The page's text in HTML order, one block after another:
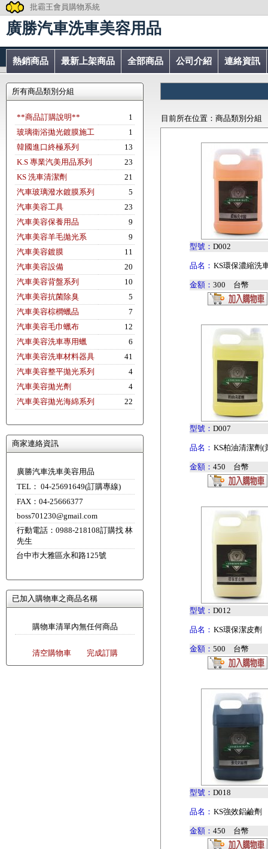
批霸王會員購物系統
廣勝汽車洗車美容用品
熱銷商品 最新上架商品 全部商品 公司介紹 連絡資訊
所有商品類別分組
**商品訂購說明**
1
玻璃衛浴拋光鍍膜施工
1
韓國進口終極系列
13
K.S 專業汽美用品系列
23
KS 洗車清潔劑
21
汽車玻璃潑水鍍膜系列
5
汽車美容工具
23
汽車美容保養用品
9
汽車美容羊毛拋光系
9
汽車美容鍍膜
11
汽車美容設備
20
汽車美容背盤系列
10
汽車美容抗菌除臭
5
汽車美容棕櫚蠟品
7
汽車美容毛巾蠟布
12
汽車美容洗車專用蠟
6
汽車美容洗車材料器具
41
汽車美容整平拋光系列
4
汽車美容拋光劑
4
汽車美容拋光海綿系列
22
商家連絡資訊
廣勝汽車洗車美容用品
TEL： 04-25691649(訂購專線)
FAX：04-25666377
boss701230@gmail.com
行動電話：0988-218108訂購找 林
先生
台中巿大雅區永和路125號
已加入購物車之商品名稱
購物車清單內無任何商品
清空購物車 完成訂購
目前所在位置：商品類別分組
型號： D002
品名： KS環保濃縮洗
金額： 300 台幣
型號： D007
品名： KS柏油清潔劑(
金額： 450 台幣
型號： D012
品名： KS環保潔皮劑
金額： 500 台幣
型號： D018
品名： KS強效鋁鹼劑
金額： 450 台幣